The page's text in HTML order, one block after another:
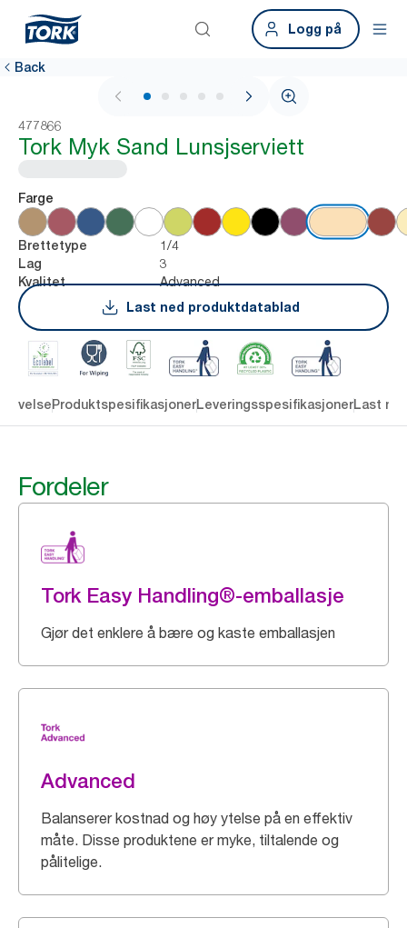
Logg på
Back
1 / 5
477866
Tork Myk Sand Lunsjserviett
Farge
Brettetype 1/4
Lag 3
Kvalitet
Advanced
Last ned produktdatablad
ProduktspesifikasjonerLeveringsspesifikasjonerLast
Fordeler
Tork Easy Handling®-emballasje
Gjør det enklere å bære og kaste emballasjen
Advanced
Balanserer kostnad og høy ytelse på en effektiv
måte. Disse produktene er myke, tiltalende og
pålitelige.